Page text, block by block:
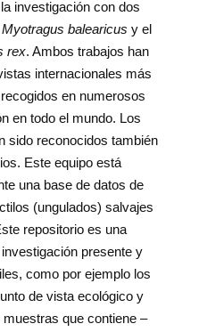
investigación con dos
Myotragus balearicus y el
rex. Ambos trabajos han
internacionales más
en numerosos
en todo el mundo. Los
sido reconocidos también
Este equipo está
una base de datos de
(ungulados) salvajes
repositorio es una
presente y
como por ejemplo los
de vista ecológico y
que contiene –